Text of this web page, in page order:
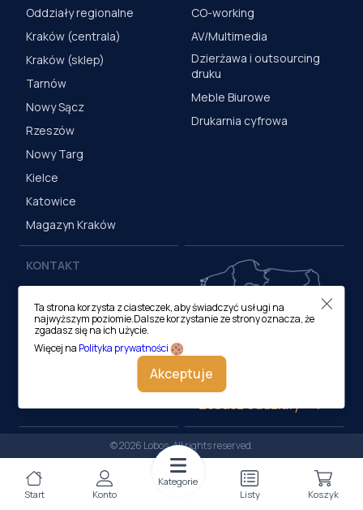
Oddziały regionalne
Kraków (centrala)
Kraków (sklep)
Tarnów
Nowy Sącz
Rzeszów
Nowy Targ
Kielce
Katowice
Magazyn Kraków
CO-working
AV/Multimedia
Dzierżawa i outsourcing
druku
Meble Biurowe
Drukarnia cyfrowa
KONTAKT
ul. M. Medweckiego 17, 31-
870 Kraków
tel.:12 413 20 00
biuro@lobos.pl
Zobacz oddziały
© 2026 Lobos. All rights reserved.
Ta strona korzysta z ciasteczek, aby świadczyć usługi na
najwyższym poziomie.Dalsze korzystanie ze strony oznacza, że
zgadasz się na ich użycie.
Więcej na Polityka prywatności
Akceptuje
Start Konto
Kategorie
Listy
Koszyk